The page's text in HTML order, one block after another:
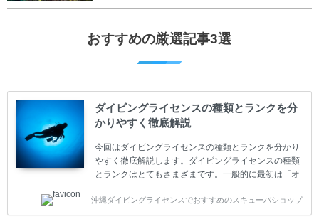
おすすめの厳選記事3選
ダイビングライセンスの種類とランクを分
かりやすく徹底解説
今回はダイビングライセンスの種類とランクを分かり
やすく徹底解説します。ダイビングライセンスの種類
とランクはとてもさまざまです。一般的に最初は「オ
す。 ダイビングのライセンスカードはダイビングの教
育機関もしくは指導団体が発行しています。教育機関
沖縄ダイビングライセンスでおすすめのスキューバショップ